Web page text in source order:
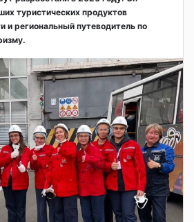
туристических продуктов
и региональный путеводитель по